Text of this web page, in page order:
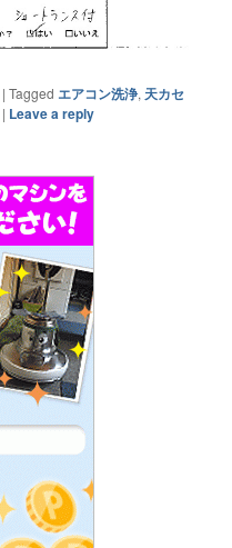
|Tagged エアコン洗浄, 天カセ
| Leave a reply